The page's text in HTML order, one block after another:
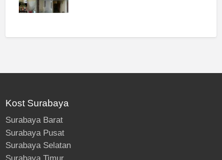
Kost Surabaya
Surabaya Barat
Surabaya Pusat
Surabaya Selatan